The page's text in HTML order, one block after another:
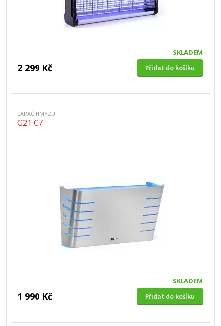
SKLADEM
2 299 Kč Přidat do košíku
LAPAČ HMYZU
G21 C7
SKLADEM
1 990 Kč Přidat do košíku